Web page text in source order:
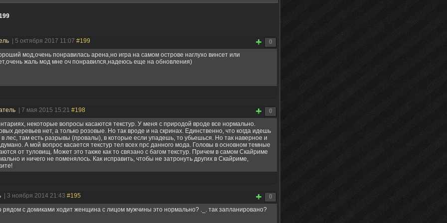
0
| 5 октября 2017 11:07 #199
мод,очень понравилась арена,но игра на самом острове наглухо винсет или
жаль мод мне оч понравился,надеюсь еще на обновления)
0
| 7 мая 2015 15:21 #198
некоторые вопросы касаются текстур. У меня с природой вроде все нормально.
деревьев нет, а только розовые. Но так вроде и на скринах. Единственно, что когда идешь
лес, там есть разрывы (провалы), в которые если упадешь, то убьешься. Но так наверное и
А мой вопрос касается текстур тел всех npc данного мода. Головы в основном темные
от туловищ. Может это также как то связано с багом текстур. Причем в самом Скайриме
и ничего не поменялось. Как исправить, чтобы не затронуть других в Скайриме,
0
| 3 ноября 2014 21:43 #195
рядом с домиками ходит женщина с лицом мужчины это нормально? ._. так запланировано?